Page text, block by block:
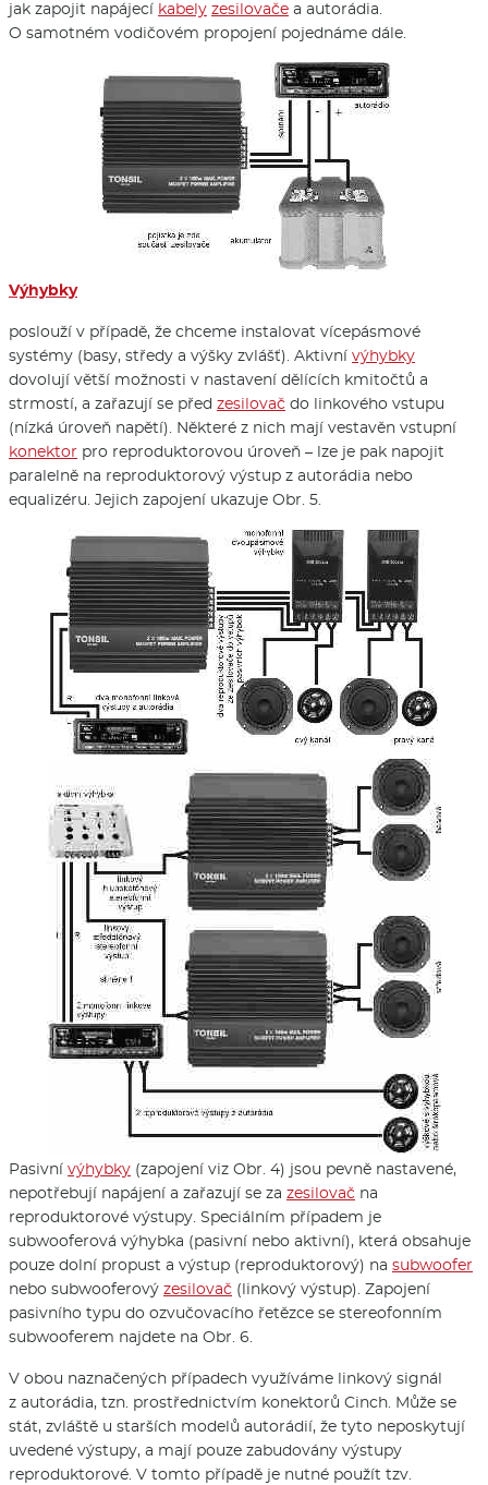
jak zapojit napájecí kabely zesilovače a autorádia.
O samotném vodičovém propojení pojednáme dále.
Výhybky
poslouží v případě, že chceme instalovat vícepásmové
systémy (basy, středy a výšky zvlášť). Aktivní výhybky
dovolují větší možnosti v nastavení dělících kmitočtů a
strmostí, a zařazují se před zesilovač do linkového vstupu
(nízká úroveň napětí). Některé z nich mají vestavěn vstupní
konektor pro reproduktorovou úroveň – lze je pak napojit
paralelně na reproduktorový výstup z autorádia nebo
equalizéru. Jejich zapojení ukazuje Obr. 5.
Pasivní výhybky (zapojení viz Obr. 4) jsou pevně nastavené,
nepotřebují napájení a zařazují se za zesilovač na
reproduktorové výstupy. Speciálním případem je
subwooferová výhybka (pasivní nebo aktivní), která obsahuje
pouze dolní propust a výstup (reproduktorový) na subwoofer
nebo subwooferový zesilovač (linkový výstup). Zapojení
pasivního typu do ozvučovacího řetězce se stereofonním
subwooferem najdete na Obr. 6.
V obou naznačených případech využíváme linkový signál
z autorádia, tzn. prostřednictvím konektorů Cinch. Může se
stát, zvláště u starších modelů autorádií, že tyto neposkytují
uvedené výstupy, a mají pouze zabudovány výstupy
reproduktorové. V tomto případě je nutné použít tzv.